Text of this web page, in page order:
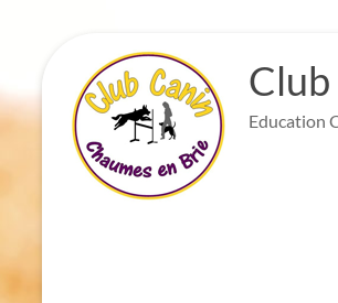
contenu
Club
Education